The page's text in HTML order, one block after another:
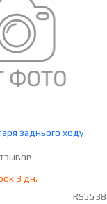
заднього ходу
3 дн.
RS5538